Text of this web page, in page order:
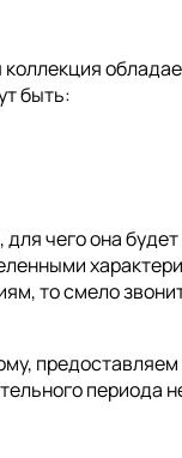
быть:
чего она
то смело
предоставляем
периода